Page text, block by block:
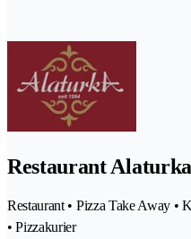
Restaurant Alaturka
Restaurant • Pizza Take Away •
• Pizzakurier